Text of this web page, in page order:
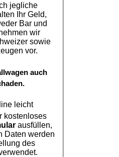
jegliche
Ihr Geld,
Bar und
wir
sowie
vor.
auch
leicht
kostenloses
ausfüllen,
Daten werden
des